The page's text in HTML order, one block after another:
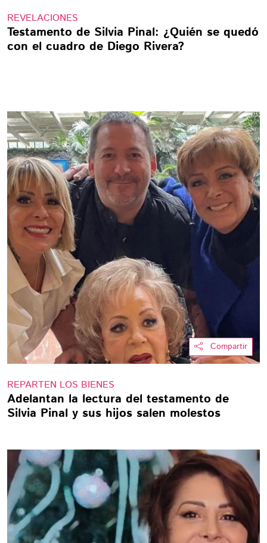
REVELACIONES
Testamento de Silvia Pinal: ¿Quién se quedó
con el cuadro de Diego Rivera?
Compartir
REPARTEN LOS BIENES
Adelantan la lectura del testamento de
Silvia Pinal y sus hijos salen molestos